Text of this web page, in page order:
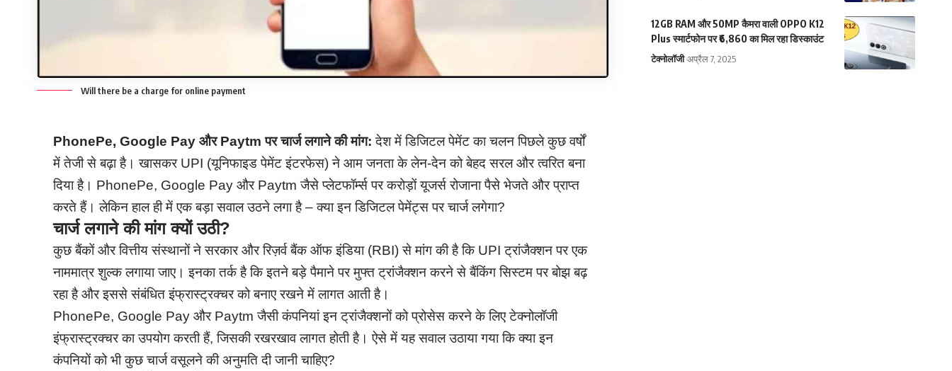
Will there be a charge for online payment
PhonePe, Google Pay और Paytm पर चार्ज लगाने की मांग:देश में डिजिटल पेमेंट का चलन पिछले कुछ वर्षों
में तेजी से बढ़ा है। खासकर UPI (यूनिफाइड पेमेंट इंटरफेस) ने आम जनता के लेन-देन को बेहद सरल और त्वरित बना
दिया है। PhonePe, Google Pay और Paytm जैसे प्लेटफॉर्म्स पर करोड़ों यूजर्स रोजाना पैसे भेजते और प्राप्त
करते हैं। लेकिन हाल ही में एक बड़ा सवाल उठने लगा है – क्या इन डिजिटल पेमेंट्स पर चार्ज लगेगा?
चार्ज लगाने की मांग क्यों उठी?
कुछ बैंकों और वित्तीय संस्थानों ने सरकार और रिज़र्व बैंक ऑफ इंडिया (RBI) से मांग की है कि UPI ट्रांजैक्शन पर एक
नाममात्र शुल्क लगाया जाए। इनका तर्क है कि इतने बड़े पैमाने पर मुफ्त ट्रांजैक्शन करने से बैंकिंग सिस्टम पर बोझ बढ़
रहा है और इससे संबंधित इंफ्रास्ट्रक्चर को बनाए रखने में लागत आती है।
PhonePe, Google Pay और Paytm जैसी कंपनियां इन ट्रांजैक्शनों को प्रोसेस करने के लिए टेक्नोलॉजी
इंफ्रास्ट्रक्चर का उपयोग करती हैं, जिसकी रखरखाव लागत होती है। ऐसे में यह सवाल उठाया गया कि क्या इन
कंपनियों को भी कुछ चार्ज वसूलने की अनुमति दी जानी चाहिए?
12GB RAM और 50MP कैमरा वाली OPPO K12
Plus स्मार्टफोन पर ₹6,860 का मिल रहा डिस्काउंट
टेक्नोलॉजी अप्रैल 7, 2025